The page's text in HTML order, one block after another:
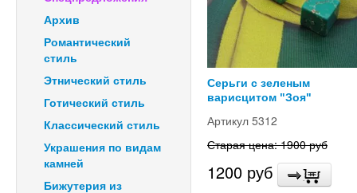
Архив
Романтический
стиль
Этнический стиль
Готический стиль
Классический стиль
Украшения по видам
камней
Бижутерия из
Серьги с зеленым
варисцитом "Зоя"
Артикул 5312
Старая цена: 1900 руб
1200 руб